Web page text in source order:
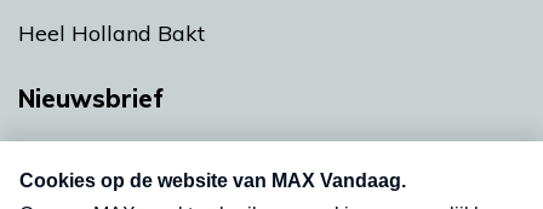
Heel Holland Bakt
Nieuwsbrief
nieuwsbrief. Elke vrijdag- en dinsdagochtend in